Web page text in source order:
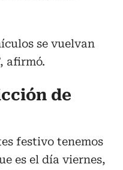
se vuelvan
afirmó.
de
festivo tenemos
es el día viernes,